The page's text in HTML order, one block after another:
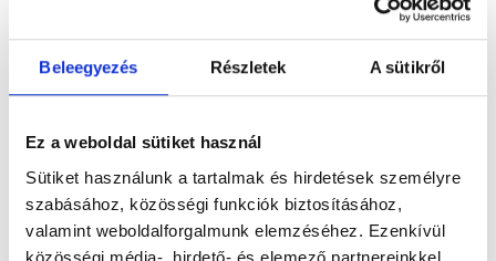
Beleegyezés Részletek A sütikről
Ez a weboldal sütiket használ
Sütiket használunk a tartalmak és hirdetések személyre
szabásához, közösségi funkciók biztosításához,
valamint weboldalforgalmunk elemzéséhez. Ezenkívül
közösségi média-, hirdető- és elemező partnereinkkel
Napi 1tasak,
Vízbenoldódó, narancs
ízesítéssel,
Könnyen
bevehető.